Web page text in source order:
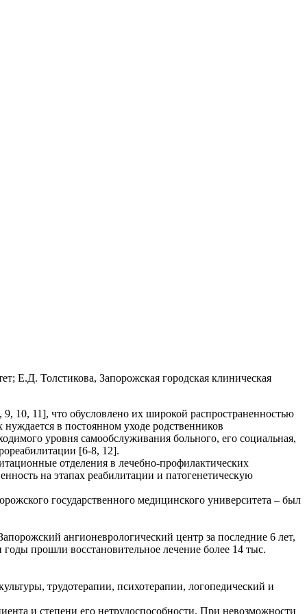
Е.Д. Толстикова, Запорожская городская клиническая
10, 11], что обусловлено их широкой распространенностью
в постоянном уходе родственников
уровня самообслуживания больного, его социальная,
[6-8, 12].
отделения в лечебно-профилактических
на этапах реабилитации и патогенетическую
государственного медицинского университета – был
ангионеврологический центр за последние 6 лет,
прошли восстановительное лечение более 14 тыс.
трудотерапии, психотерапии, логопедический и
и степени его нетрудоспособности. При невозможности